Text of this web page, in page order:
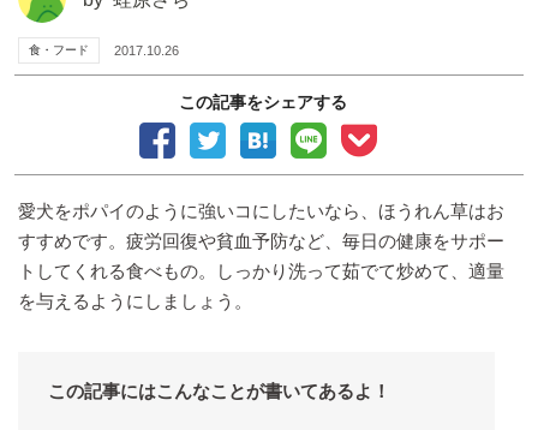
食・フード 2017.10.26
この記事をシェアする
愛犬をポパイのように強いコにしたいなら、ほうれん草はお
すすめです。疲労回復や貧血予防など、毎日の健康をサポー
トしてくれる食べもの。しっかり洗って茹でて炒めて、適量
を与えるようにしましょう。
この記事にはこんなことが書いてあるよ！